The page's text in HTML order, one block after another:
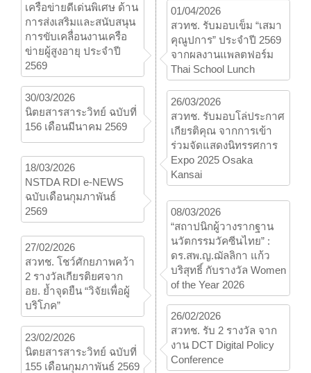
เครือข่ายดีเด่นพิเศษ ด้าน
การส่งเสริมและสนับสนุน
การขับเคลื่อนงานเครือ
ข่ายผู้สูงอายุ ประจำปี
2569
01/04/2026
สวทช. รับมอบเข็ม “เสมา
คุณูปการ” ประจำปี 2569
จากผลงานแพลตฟอร์ม
Thai School Lunch
30/03/2026
นิตยสารสาระวิทย์ ฉบับที่
156 เดือนมีนาคม 2569
26/03/2026
สวทช. รับมอบโล่ประกาศ
เกียรติคุณ จากการเข้า
ร่วมจัดแสดงนิทรรศการ
Expo 2025 Osaka
Kansai
18/03/2026
NSTDA RDI e-NEWS
ฉบับเดือนกุมภาพันธ์
2569
08/03/2026
“สถาปนิกผู้วางรากฐาน
นวัตกรรมวัคซีนไทย” :
ดร.สพ.ญ.ฌัลลิกา แก้ว
บริสุทธิ์ กับรางวัล Women
of the Year 2026
27/02/2026
สวทช. โชว์ศักยภาพคว้า
2 รางวัลเกียรติยศจาก
อย. ย้ำจุดยืน “วิจัยเพื่อผู้
บริโภค”
26/02/2026
สวทช. รับ 2 รางวัล จาก
งาน DCT Digital Policy
Conference
23/02/2026
นิตยสารสาระวิทย์ ฉบับที่
155 เดือนกุมภาพันธ์ 2569